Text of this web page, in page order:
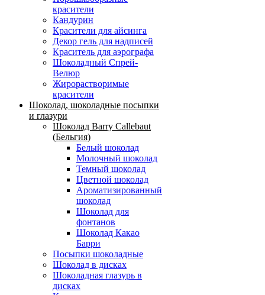
красители
Кандурин
Красители для айсинга
Декор гель для надписей
Краситель для аэрографа
Шоколадный Спрей-
Велюр
Жирорастворимые
красители
Шоколад, шоколадные посыпки
и глазури
Шоколад Barry Callebaut
(Бельгия)
Белый шоколад
Молочный шоколад
Темный шоколад
Цветной шоколад
Ароматизированный
шоколад
Шоколад для
фонтанов
Шоколад Какао
Барри
Посыпки шоколадные
Шоколад в дисках
Шоколадная глазурь в
дисках